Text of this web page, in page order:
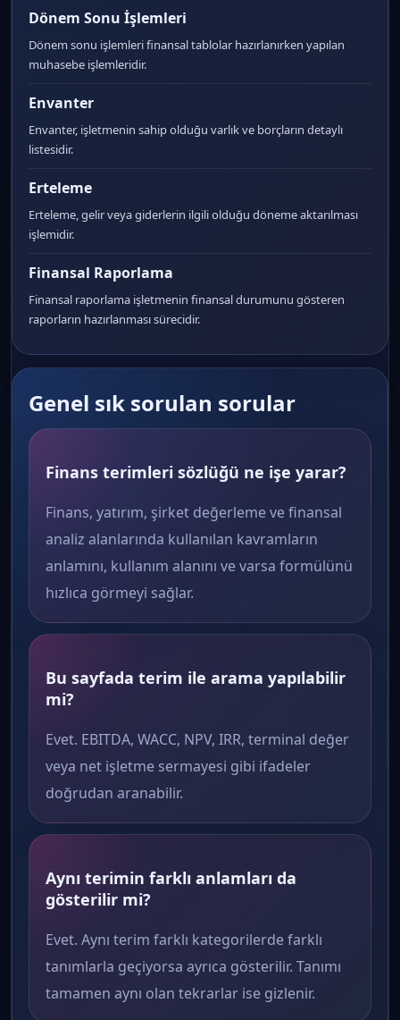
Dönem Sonu İşlemleri
Dönem sonu işlemleri finansal tablolar hazırlanırken yapılan
muhasebe işlemleridir.
Envanter
Envanter, işletmenin sahip olduğu varlık ve borçların detaylı
listesidir.
Erteleme
Erteleme, gelir veya giderlerin ilgili olduğu döneme aktarılması
işlemidir.
Finansal Raporlama
Finansal raporlama işletmenin finansal durumunu gösteren
raporların hazırlanması sürecidir.
Genel sık sorulan sorular
Finans terimleri sözlüğü ne işe yarar?
Finans, yatırım, şirket değerleme ve finansal
analiz alanlarında kullanılan kavramların
anlamını, kullanım alanını ve varsa formülünü
hızlıca görmeyi sağlar.
Bu sayfada terim ile arama yapılabilir
mi?
Evet. EBITDA, WACC, NPV, IRR, terminal değer
veya net işletme sermayesi gibi ifadeler
doğrudan aranabilir.
Aynı terimin farklı anlamları da
gösterilir mi?
Evet. Aynı terim farklı kategorilerde farklı
tanımlarla geçiyorsa ayrıca gösterilir. Tanımı
tamamen aynı olan tekrarlar ise gizlenir.